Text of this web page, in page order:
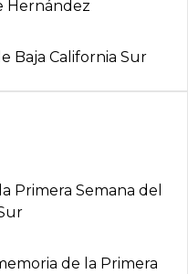
Hernández
Baja California Sur
Primera Semana del
de la Primera